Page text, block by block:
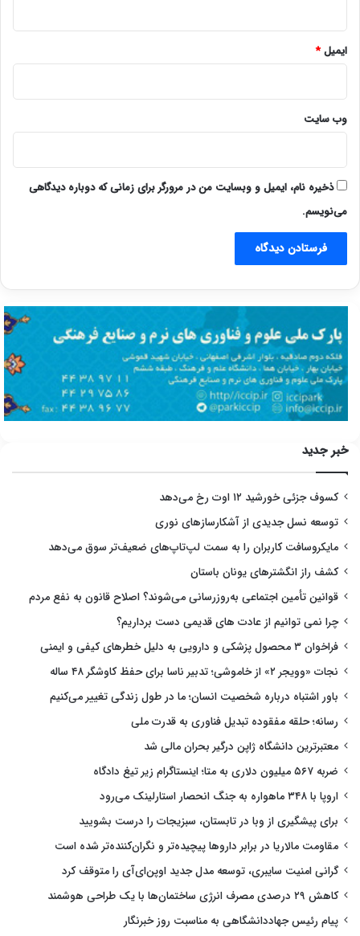
ایمیل*
وب‌ سایت
ذخیره نام، ایمیل و وبسایت من در مرورگر برای زمانی که دوباره دیدگاهی
می‌نویسم.
خبر جدید
کسوف جزئی خورشید ۱۲ اوت رخ می‌دهد
توسعه نسل جدیدی از آشکارسازهای نوری
مایکروسافت کاربران را به سمت لپ‌تاپ‌های ضعیف‌تر سوق می‌دهد
کشف راز انگشترهای یونان باستان
قوانین تأمین اجتماعی به‌روزرسانی می‌شوند؟ اصلاح قانون به نفع مردم
چرا نمی توانیم از عادت های قدیمی دست برداریم؟
فراخوان ۳ محصول پزشکی و دارویی به دلیل خطرهای کیفی و ایمنی
نجات «وویجر ۲» از خاموشی؛ تدبیر ناسا برای حفظ کاوشگر ۴۸ ساله
باور اشتباه درباره شخصیت انسان؛ ما در طول زندگی تغییر می‌کنیم
رسانه؛ حلقه مفقوده تبدیل فناوری به قدرت ملی
معتبرترین دانشگاه ژاپن درگیر بحران مالی شد
ضربه ۵۶۷ میلیون دلاری به متا؛ اینستاگرام زیر تیغ دادگاه
اروپا با ۳۴۸ ماهواره به جنگ انحصار استارلینک می‌رود
برای پیشگیری از وبا در تابستان، سبزیجات را درست بشویید
مقاومت مالاریا در برابر داروها پیچیده‌تر و نگران‌کننده‌تر شده است
گرانی امنیت سایبری، توسعه مدل جدید اوپن‌ای‌آی را متوقف کرد
کاهش ۲۹ درصدی مصرف انرژی ساختمان‌ها با یک طراحی هوشمند
پیام رئیس جهاددانشگاهی به مناسبت روز خبرنگار